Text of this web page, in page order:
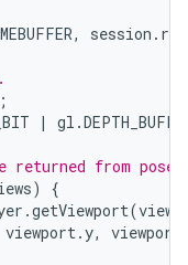
, session .
| gl .
from
)
{
.getViewport(view
viewport.y, viewport